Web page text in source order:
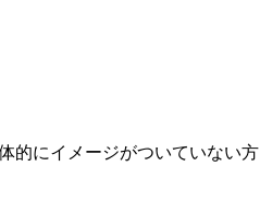
的にイメージがついていない方